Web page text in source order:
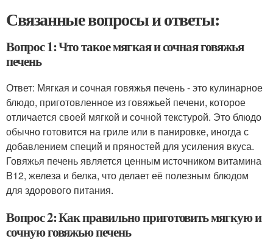
Связанные вопросы и ответы:
Вопрос 1: Что такое мягкая и сочная говяжья
печень
Ответ: Мягкая и сочная говяжья печень - это кулинарное
блюдо, приготовленное из говяжьей печени, которое
отличается своей мягкой и сочной текстурой. Это блюдо
обычно готовится на гриле или в панировке, иногда с
добавлением специй и пряностей для усиления вкуса.
Говяжья печень является ценным источником витамина
B12, железа и белка, что делает её полезным блюдом
для здорового питания.
Вопрос 2: Как правильно приготовить мягкую и
сочную говяжью печень